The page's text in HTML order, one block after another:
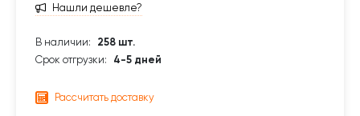
Нашли дешевле?
В наличии:
258 шт.
Срок отгрузки:
4-5 дней
Рассчитать доставку